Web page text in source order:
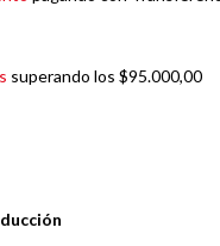
superando los $95.000,00